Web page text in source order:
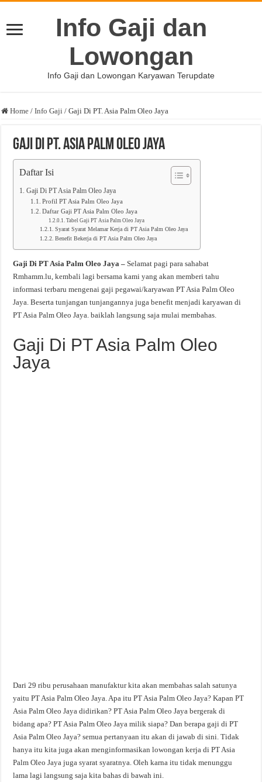
Info Gaji dan
Lowongan
Info Gaji dan Lowongan Karyawan Terupdate
Home / Info Gaji / Gaji Di PT. Asia Palm Oleo Jaya
Gaji Di PT. Asia Palm Oleo Jaya
Daftar Isi
Gaji Di PT Asia Palm Oleo Jaya
Profil PT Asia Palm Oleo Jaya
Daftar Gaji PT Asia Palm Oleo Jaya
Tabel Gaji PT Asia Palm Oleo Jaya
Syarat Syarat Melamar Kerja di PT Asia Palm Oleo Jaya
Benefit Bekerja di PT Asia Palm Oleo Jaya
Gaji Di PT Asia Palm Oleo Jaya –Selamat pagi para sahabat
Rmhamm.lu, kembali lagi bersama kami yang akan memberi tahu
informasi terbaru mengenai gaji pegawai/karyawan PT Asia Palm Oleo
Jaya. Beserta tunjangan tunjangannya juga benefit menjadi karyawan di
PT Asia Palm Oleo Jaya. baiklah langsung saja mulai membahas.
Gaji Di PT Asia Palm Oleo
Jaya
Dari 29 ribu perusahaan manufaktur kita akan membahas salah satunya
yaitu PT Asia Palm Oleo Jaya. Apa itu PT Asia Palm Oleo Jaya? Kapan PT
Asia Palm Oleo Jaya didirikan? PT Asia Palm Oleo Jaya bergerak di
bidang apa? PT Asia Palm Oleo Jaya milik siapa? Dan berapa gaji di PT
Asia Palm Oleo Jaya? semua pertanyaan itu akan di jawab di sini. Tidak
hanya itu kita juga akan menginformasikan lowongan kerja di PT Asia
Palm Oleo Jaya juga syarat syaratnya. Oleh karna itu tidak menunggu
lama lagi langsung saja kita bahas di bawah ini.